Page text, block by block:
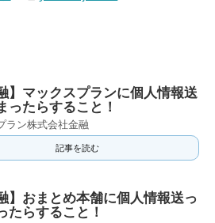
】マックスプランに個人情報送
ったらすること！
ラン株式会社金融
記事を読む
】おまとめ本舗に個人情報送っ
たらすること！